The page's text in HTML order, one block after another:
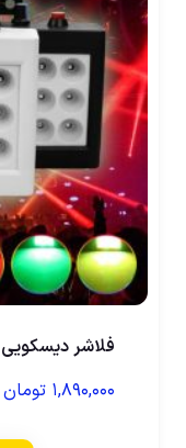
فلاشر دیسکویی
۱,۸۹۰,۰۰۰ تومان